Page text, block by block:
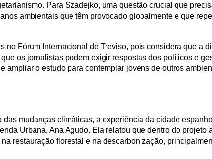
Para Szadejko, uma questão crucial que
ambientais que têm provocado globalmente e que
no Fórum Internacional de Treviso, pois considera que a
os jornalistas podem exigir respostas dos políticos e
o estudo para contemplar jovens de outros
mudanças climáticas, a experiência da cidade
Urbana, Ana Agudo. Ela relatou que dentro do projeto
restauração florestal e na descarbonização,